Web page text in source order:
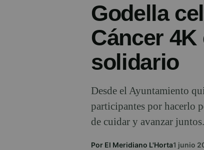
Godella
Cáncer
solidario
Desde el Ayuntamiento
participantes por hacerlo
de cuidar y avanzar juntos.
Por El Meridiano L'Horta1 junio